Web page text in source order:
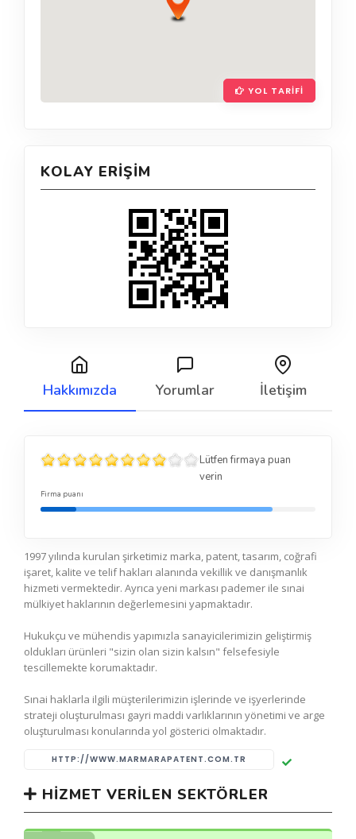
YOL TARIFI
KOLAY ERIŞIM
Hakkımızda Yorumlar İletişim
Lütfen firmaya puan
verin
Firma puanı
1997 yılında kurulan şirketimiz marka, patent, tasarım, coğrafi
işaret, kalite ve telif hakları alanında vekillik ve danışmanlık
hizmeti vermektedir. Ayrıca yeni markası pademer ile sınai
mülkiyet haklarının değerlemesini yapmaktadır.
Hukukçu ve mühendis yapımızla sanayicilerimizin geliştirmiş
oldukları ürünleri "sizin olan sizin kalsın" felsefesiyle
tescillemekte korumaktadır.
Sınai haklarla ilgili müşterilerimizin işlerinde ve işyerlerinde
strateji oluşturulması gayri maddi varlıklarının yönetimi ve arge
oluşturulması konularında yol gösterici olmaktadır.
HTTP://WWW.MARMARAPATENT.COM.TR
HIZMET VERILEN SEKTÖRLER